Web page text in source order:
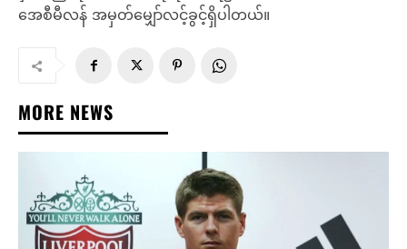
အေစီမီလန် အမှတ်မျှော်လင့်ခွင့်ရှိပါတယ်။
MORE NEWS